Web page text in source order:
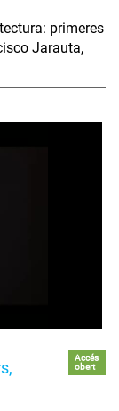
primeres
Jarauta,
Accés
obert